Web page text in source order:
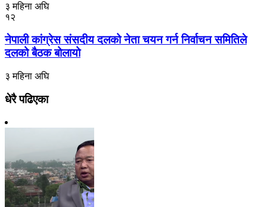
३ महिना अघि
१२
नेपाली कांग्रेस संसदीय दलको नेता चयन गर्न निर्वाचन समितिले
दलको बैठक बोलायो
३ महिना अघि
धेरै पढिएका